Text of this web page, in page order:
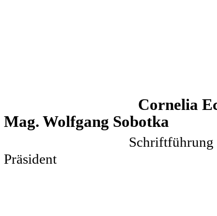
Mag. Wolfgang Sobotka
Präsident